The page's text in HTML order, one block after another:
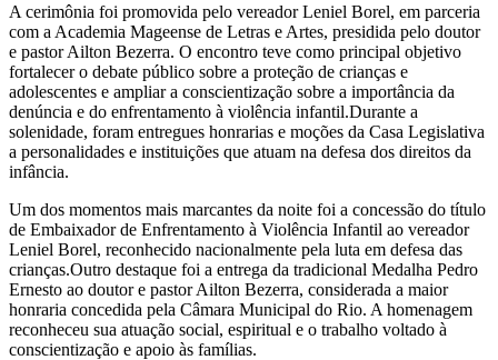
A cerimônia foi promovida pelo vereador Leniel Borel, em parceria
com a Academia Mageense de Letras e Artes, presidida pelo doutor
e pastor Ailton Bezerra. O encontro teve como principal objetivo
fortalecer o debate público sobre a proteção de crianças e
adolescentes e ampliar a conscientização sobre a importância da
denúncia e do enfrentamento à violência infantil.Durante a
solenidade, foram entregues honrarias e moções da Casa Legislativa
a personalidades e instituições que atuam na defesa dos direitos da
infância.
Um dos momentos mais marcantes da noite foi a concessão do título
de Embaixador de Enfrentamento à Violência Infantil ao vereador
Leniel Borel, reconhecido nacionalmente pela luta em defesa das
crianças.Outro destaque foi a entrega da tradicional Medalha Pedro
Ernesto ao doutor e pastor Ailton Bezerra, considerada a maior
honraria concedida pela Câmara Municipal do Rio. A homenagem
reconheceu sua atuação social, espiritual e o trabalho voltado à
conscientização e apoio às famílias.